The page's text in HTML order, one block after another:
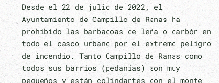
Desde el 22 de julio de 2022, el
Ayuntamiento de Campillo de Ranas ha
prohibido las barbacoas de leña o carbón en
todo el casco urbano por el extremo peligro
de incendio. Tanto Campillo de Ranas como
todos sus barrios (pedanías) son muy
pequeños y están colindantes con el monte